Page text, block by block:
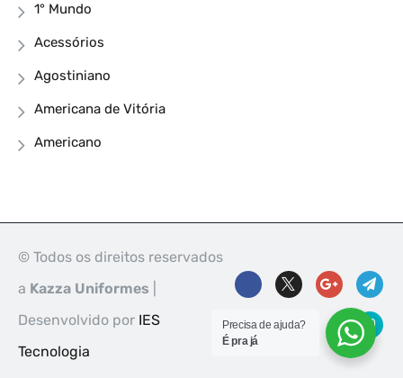
1° Mundo
Acessórios
Agostiniano
Americana de Vitória
Americano
© Todos os direitos reservados
a Kazza Uniformes
Desenvolvido por IES
Tecnologia
Precisa de ajuda?
É pra já